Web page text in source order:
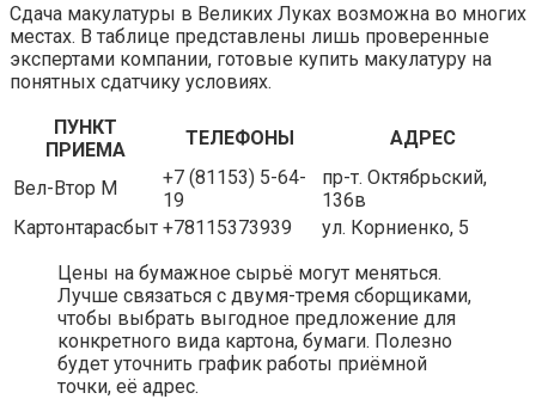
Сдача макулатуры в Великих Луках возможна во многих
местах. В таблице представлены лишь проверенные
экспертами компании, готовые купить макулатуру на
понятных сдатчику условиях.
ПУНКТ
ПРИЕМА
ТЕЛЕФОНЫ АДРЕС
Вел-Втор М
+7 (81153) 5-64-
19
пр-т. Октябрьский,
136в
Картонтарасбыт +78115373939
ул. Корниенко, 5
Цены на бумажное сырьё могут меняться.
Лучше связаться с двумя-тремя сборщиками,
чтобы выбрать выгодное предложение для
конкретного вида картона, бумаги. Полезно
будет уточнить график работы приёмной
точки, её адрес.